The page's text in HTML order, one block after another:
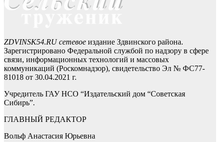
ZDVINSK54.RU сетевое издание Здвинского района.
Зарегистрировано Федеральной службой по надзору в сфере
связи, информационных технологий и массовых
коммуникаций (Роскомнадзор), свидетельство Эл № ФС77-
81018 от 30.04.2021 г.
Учредитель ГАУ НСО “Издательский дом “Советская
Сибирь”.
ГЛАВНЫЙ РЕДАКТОР
Вольф Анастасия Юрьевна